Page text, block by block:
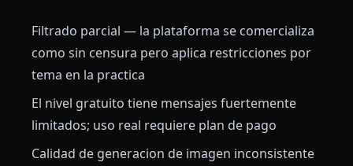
Filtrado parcial — la plataforma se comercializa
como sin censura pero aplica restricciones por
tema en la practica
El nivel gratuito tiene mensajes fuertemente
limitados; uso real requiere plan de pago
Calidad de generacion de imagen inconsistente